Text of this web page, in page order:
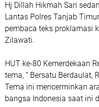
Hj Dillah Hikmah Sari
Lantas Polres Tanjab
pembaca teks proklamasi
Zilawati.
HUT ke-80 Kemerdekaan
tema, ” Bersatu Berdaulat,
Tema ini mencerminkan
bangsa Indonesia saat ini